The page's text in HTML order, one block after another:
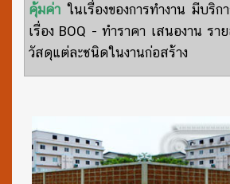
คุ้มค่า ในเรื่องของการทำงาน มีบริ
เรื่อง BOQ - ทำราคา เสนองาน รา
วัสดุแต่ละชนิดในงานก่อสร้าง